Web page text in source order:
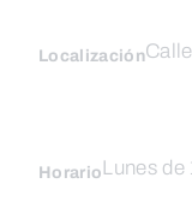
Localización
HorarioLunes de